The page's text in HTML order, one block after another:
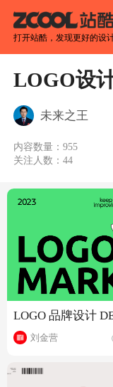
打开站酷，发现更好的设
LOGO设
未来之王
内容数量：955
关注人数：44
LOGO 品牌设计
刘金营